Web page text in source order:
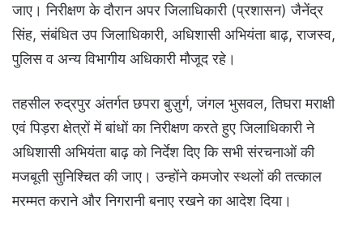
जाए। निरीक्षण के दौरान अपर जिलाधिकारी (प्रशासन) जैनेंद्र
सिंह, संबंधित उप जिलाधिकारी, अधिशासी अभियंता बाढ़, राजस्व,
पुलिस व अन्य विभागीय अधिकारी मौजूद रहे।
तहसील रुद्रपुर अंतर्गत छपरा बुज़ुर्ग, जंगल भुसवल, तिघरा मराक्षी
एवं पिड़रा क्षेत्रों में बांधों का निरीक्षण करते हुए जिलाधिकारी ने
अधिशासी अभियंता बाढ़ को निर्देश दिए कि सभी संरचनाओं की
मजबूती सुनिश्चित की जाए। उन्होंने कमजोर स्थलों की तत्काल
मरम्मत कराने और निगरानी बनाए रखने का आदेश दिया।